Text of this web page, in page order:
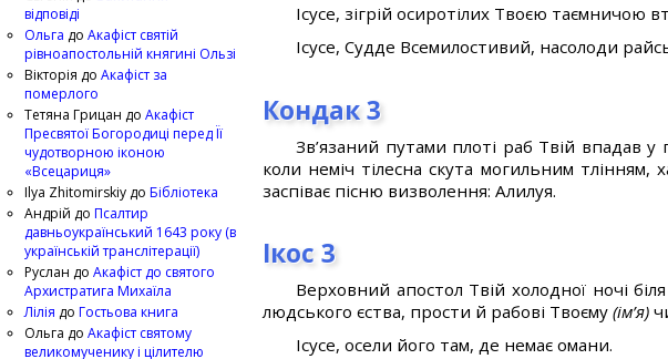
Ісусе, зігрій осиротілих Твоєю таємничою
Ісусе, Судде Всемилостивий, насолоди
Кондак 3
Зв’язаний путами плоті раб Твій впадав у
коли неміч тілесна скута могильним
заспіває пісню визволення: Алилуя.
Ікос 3
Верховний апостол Твій холодної ночі
людського єства, прости й рабові Твоєму(ім’я)
Ісусе, осели його там, де немає омани.
відповіді
Ольга до Акафіст святій
рівноапостольній княгині Ользі
Вікторія до Акафіст за
померлого
Тетяна Грицан до Акафіст
Пресвятої Богородиці перед Її
чудотворною іконою
«Всецариця»
Ilya Zhitomirskiy до Бібліотека
Андрій до Псалтир
давньоукраїнський 1643 року (в
українській транслітерації)
Руслан до Акафіст до святого
Архистратига Михаїла
Лілія до Гостьова книга
Ольга до Акафіст святому
великомученику і цілителю